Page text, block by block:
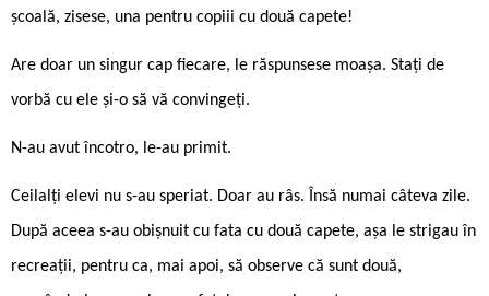
școală, zisese, una pentru copiii cu două capete!
Are doar un singur cap fiecare, le răspunsese moașa. Stați de
vorbă cu ele și-o să vă convingeți.
N-au avut încotro, le-au primit.
Ceilalți elevi nu s-au speriat. Doar au râs. Însă numai câteva zile.
După aceea s-au obișnuit cu fata cu două capete, așa le strigau în
recreații, pentru ca, mai apoi, să observe că sunt două,